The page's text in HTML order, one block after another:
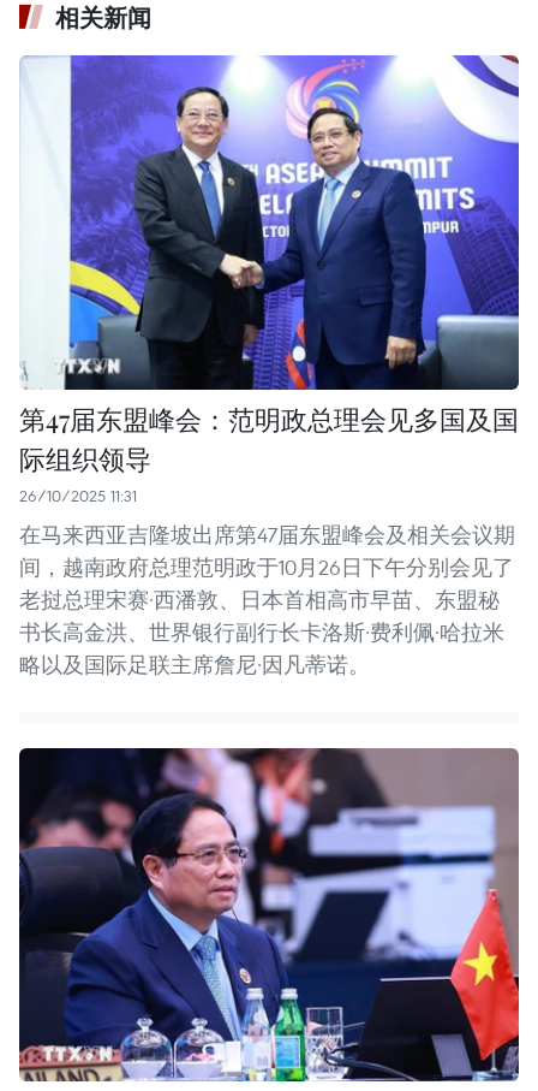
相关新闻
第47届东盟峰会：范明政总理会见多国及国
际组织领导
26/10/2025 11:31
在马来西亚吉隆坡出席第47届东盟峰会及相关会议期
间，越南政府总理范明政于10月26日下午分别会见了
老挝总理宋赛·西潘敦、日本首相高市早苗、东盟秘
书长高金洪、世界银行副行长卡洛斯·费利佩·哈拉米
略以及国际足联主席詹尼·因凡蒂诺。